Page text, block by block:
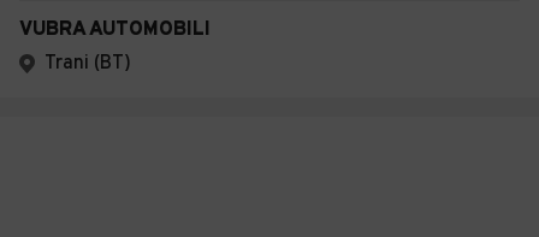
VUBRA AUTOMOBILI
Trani (BT)